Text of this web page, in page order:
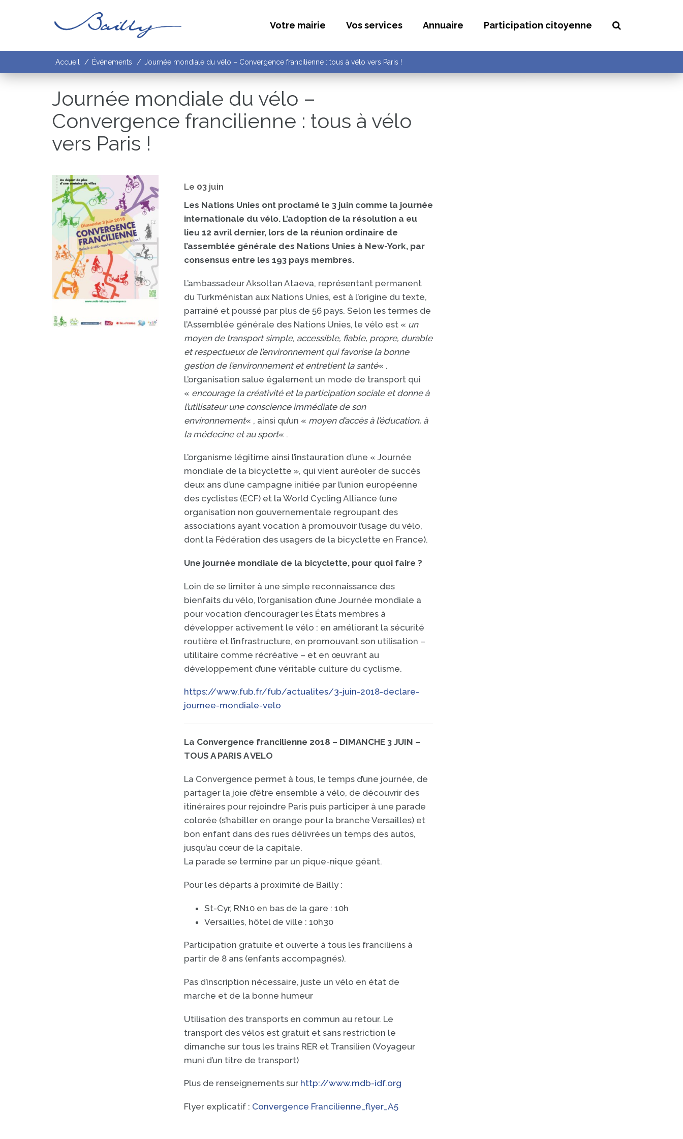
Votre mairie Vos services Annuaire Participation citoyenne
Accueil / Événements / Journée mondiale du vélo – Convergence francilienne : tous à vélo vers Paris !
Journée mondiale du vélo –
Convergence francilienne : tous à vélo
vers Paris !
Le 03juin
Les Nations Unies ont proclamé le 3 juin comme la journée
internationale du vélo. L’adoption de la résolution a eu
lieu 12 avril dernier, lors de la réunion ordinaire de
l’assemblée générale des Nations Unies à New-York, par
consensus entre les 193 pays membres.
L’ambassadeur Aksoltan Ataeva, représentant permanent
du Turkménistan aux Nations Unies, est à l’origine du texte,
parrainé et poussé par plus de 56 pays. Selon les termes de
l’Assemblée générale des Nations Unies, le vélo est « un
moyen de transport simple, accessible, fiable, propre, durable
et respectueux de l’environnement qui favorise la bonne
gestion de l’environnement et entretient la santé« .
L’organisation salue également un mode de transport qui
« encourage la créativité et la participation sociale et donne à
l’utilisateur une conscience immédiate de son
environnement« , ainsi qu’un « moyen d’accès à l’éducation, à
la médecine et au sport« .
L’organisme légitime ainsi l’instauration d’une « Journée
mondiale de la bicyclette », qui vient auréoler de succès
deux ans d’une campagne initiée par l’union européenne
des cyclistes (ECF) et la World Cycling Alliance (une
organisation non gouvernementale regroupant des
associations ayant vocation à promouvoir l’usage du vélo,
dont la Fédération des usagers de la bicyclette en France).
Une journée mondiale de la bicyclette, pour quoi faire ?
Loin de se limiter à une simple reconnaissance des
bienfaits du vélo, l’organisation d’une Journée mondiale a
pour vocation d’encourager les États membres à
développer activement le vélo : en améliorant la sécurité
routière et l’infrastructure, en promouvant son utilisation –
utilitaire comme récréative – et en œuvrant au
développement d’une véritable culture du cyclisme.
https://www.fub.fr/fub/actualites/3-juin-2018-declare-
journee-mondiale-velo
La Convergence francilienne 2018 – DIMANCHE 3 JUIN –
TOUS A PARIS A VELO
La Convergence permet à tous, le temps d’une journée, de
partager la joie d’être ensemble à vélo, de découvrir des
itinéraires pour rejoindre Paris puis participer à une parade
colorée (s’habiller en orange pour la branche Versailles) et
bon enfant dans des rues délivrées un temps des autos,
jusqu’au cœur de la capitale.
La parade se termine par un pique-nique géant.
Pour les départs à proximité de Bailly :
St-Cyr, RN10 en bas de la gare : 10h
Versailles, hôtel de ville : 10h30
Participation gratuite et ouverte à tous les franciliens à
partir de 8 ans (enfants accompagnés).
Pas d’inscription nécessaire, juste un vélo en état de
marche et de la bonne humeur
Utilisation des transports en commun au retour. Le
transport des vélos est gratuit et sans restriction le
dimanche sur tous les trains RER et Transilien (Voyageur
muni d’un titre de transport)
Plus de renseignements sur http://www.mdb-idf.org
Flyer explicatif : Convergence Francilienne_flyer_A5